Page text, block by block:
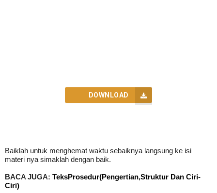
DOWNLOAD
Baiklah untuk menghemat waktu sebaiknya langsung ke isi
materi nya simaklah dengan baik.
BACA JUGA: TeksProsedur(Pengertian,Struktur Dan Ciri-
Ciri)